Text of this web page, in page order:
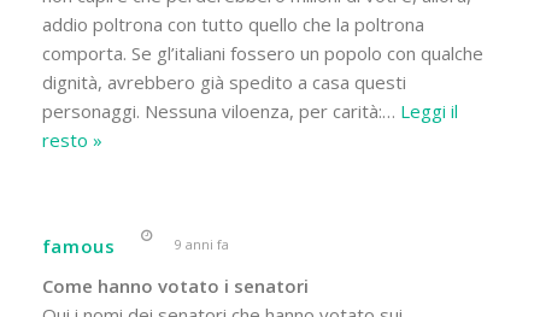
addio poltrona con tutto quello che la poltrona
comporta. Se gl’italiani fossero un popolo con qualche
dignità, avrebbero già spedito a casa questi
personaggi. Nessuna viloenza, per carità:… Leggi il
resto »
famous 9 anni fa
Come hanno votato i senatori